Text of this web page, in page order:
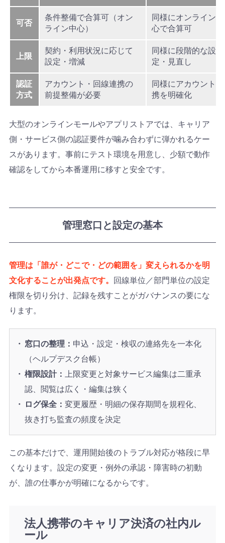
可否
条件整備で合算可（オン
ライン中心）
同様にオンライン中
心で合算可
上限
契約・利用状況に応じて
設定・増減
同様に段階的な設
定・見直し
認証
方式
アカウント・回線連携の
前提整備が必要
同様にアカウント連
携を明確化
大型のオンラインモールやアプリストアでは、キャリア
側・サービス側の認証要件が噛み合わずに弾かれるケー
スがあります。事前にテスト環境を用意し、少額で動作
確認をしてから本番運用に移すと安全です。
管理窓口と設定の基本
管理は「誰が・どこで・どの範囲を」変えられるかを明
文化することが出発点です。
回線単位／部門単位の設定
権限を切り分け、記録を残すことがガバナンスの要にな
ります。
窓口の整理： 申込・設定・検収の連絡先を一本化
（ヘルプデスク台帳）
権限設計：
上限変更と対象サービス編集は二重承
認、閲覧は広く・編集は狭く
ログ保全： 変更履歴・明細の保存期間を規程化、
抜き打ち監査の頻度を決定
この基本だけで、運用開始後のトラブル対応が格段に早
くなります。設定の変更・例外の承認・障害時の初動
が、誰の仕事かが明確になるからです。
法人携帯のキャリア決済の社内ル
ール